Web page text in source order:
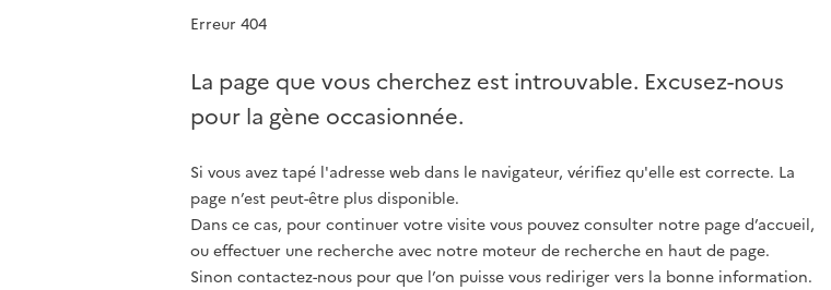
Erreur 404
La page que vous cherchez est introuvable. Excusez-nous
pour la gène occasionnée.
Si vous avez tapé l'adresse web dans le navigateur, vérifiez qu'elle est correcte. La
page n’est peut-être plus disponible.
Dans ce cas, pour continuer votre visite vous pouvez consulter notre page d’accueil,
ou effectuer une recherche avec notre moteur de recherche en haut de page.
Sinon contactez-nous pour que l’on puisse vous rediriger vers la bonne information.